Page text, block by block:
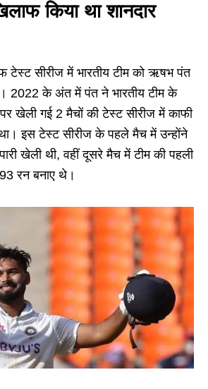
किया था शानदार
टेस्ट सीरीज में भारतीय टीम को ऋषभ पंत
2022 के अंत में पंत ने भारतीय टीम के
पर खेली गई 2 मैचों की टेस्ट सीरीज में काफी
इस टेस्ट सीरीज के पहले मैच में उन्होंने
खेली थी, वहीं दूसरे मैच में टीम की पहली
93 रन बनाए थे।